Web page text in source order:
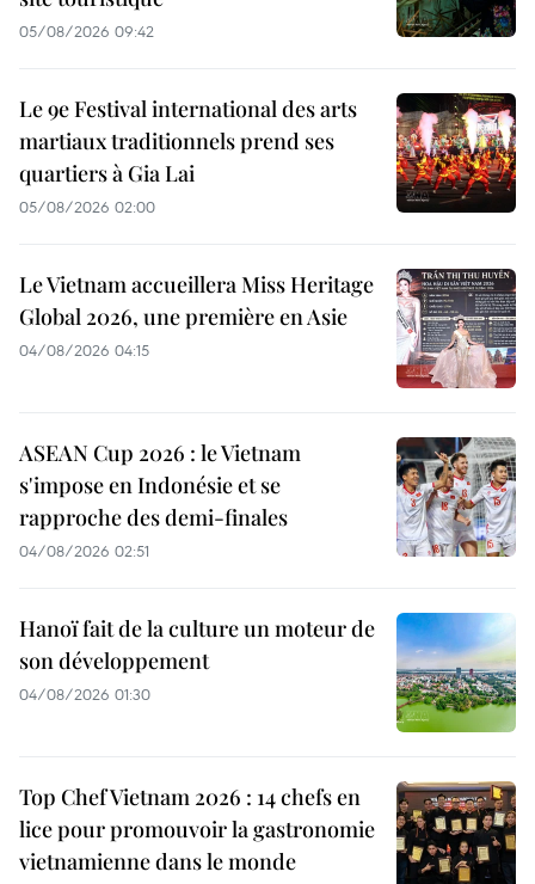
05/08/2026 09:42
Le 9e Festival international des arts
martiaux traditionnels prend ses
quartiers à Gia Lai
05/08/2026 02:00
Le Vietnam accueillera Miss Heritage
Global 2026, une première en Asie
04/08/2026 04:15
ASEAN Cup 2026 : le Vietnam
s'impose en Indonésie et se
rapproche des demi-finales
04/08/2026 02:51
Hanoï fait de la culture un moteur de
son développement
04/08/2026 01:30
Top Chef Vietnam 2026 : 14 chefs en
lice pour promouvoir la gastronomie
vietnamienne dans le monde